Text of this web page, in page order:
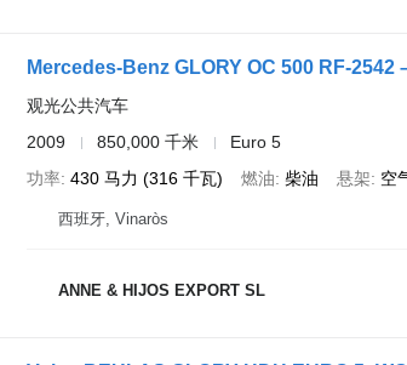
Mercedes-Benz GLORY OC 500 RF-2542
观光公共汽车
2009
850,000 千米
Euro 5
功率 430 马力 (316 千瓦) 燃油 柴油 悬架 空
西班牙, Vinaròs
ANNE & HIJOS EXPORT SL